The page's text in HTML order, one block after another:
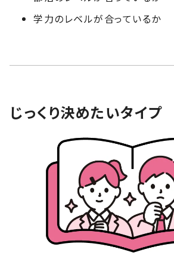
学力のレベルが合っているか
じっくり決めたいタイプ